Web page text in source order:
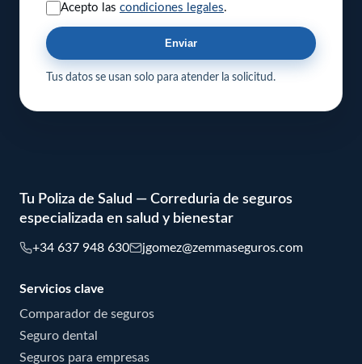
Acepto las condiciones legales.
Enviar
Tus datos se usan solo para atender la solicitud.
Tu Poliza de Salud — Correduria de seguros
especializada en salud y bienestar
+34 637 948 630 jgomez@zemmaseguros.com
Servicios clave
Comparador de seguros
Seguro dental
Seguros para empresas